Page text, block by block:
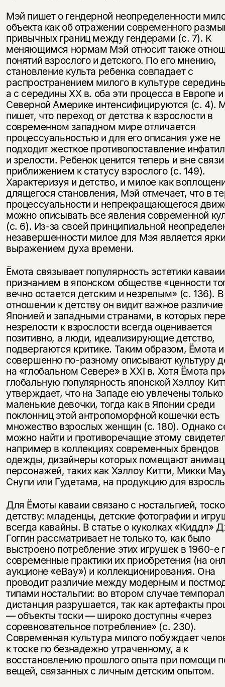
Мэй пишет о гендерной неопределенности
объекта как об отражении современного
привычных границ между гендерами (с. 7). К
меняющимся нормам Мэй относит также
понятий взрослого и детского. По его мнению,
становление культа ребенка совпадает с
распространением милого в культуре
а с середины XX в. оба эти процесса в Европе и
Северной Америке интенсифицируются (с. 4).
пишет, что переход от детства к взрослости в
современном западном мире отличается
процессуальностью и для его описания уже не
подходит жесткое противопоставление
и зрелости. Ребенок ценится теперь и вне связи
приближением к статусу взрослого (с. 149).
Характеризуя и детство, и милое как
длящегося становления, Мэй отмечает, что в
процессуальности и непрекращающегося
можно описывать все явления современной
(с. 6). Из-за своей принципиальной
незавершенности милое для Мэя является
выражением духа времени.
Ёмота связывает популярность эстетики
признанием в японском обществе «ценности
вечно остается детским и незрелым» (с. 136). В
отношении к детству он видит важное
Японией и западными странами, в которых
незрелости к взрослости всегда оценивается
позитивно, а люди, идеализирующие детство,
подвергаются критике. Таким образом, Ёмота
совершенно по-разному описывают культуру
на «глобальном Севере» в XXI в. Хотя Ёмота
глобальную популярность японской Хэллоу
утверждает, что на Западе ею увлечены только
маленькие девочки, тогда как в Японии среди
поклонниц этой антропоморфной кошечки есть
множество взрослых женщин (с. 180). Однако
можно найти и противоречащие этому
например в коллекциях современных брендов
одежды, дизайнеры которых помещают
персонажей, таких как Хэллоу Китти, Микки
Снупи или Гудетама, на продукцию для
Для Ёмоты каваии связано с ностальгией,
детству: младенцы, детские фотографии и
всегда кавайны. В статье о куколках «Киддл»
Гоггин рассматривает не только то, как было
выстроено потребление этих игрушек в 1960-е
современные практики их приобретения (на
аукционе «eBay») и коллекционирования. Она
проводит различие между модерным и
типами ностальгии: во втором случае
дистанция разрушается, так как артефакты
— объекты тоски — широко доступны «через
соревновательное потребление» (с. 230).
Современная культура милого побуждает
к тоске по безнадежно утраченному, а к
восстановлению прошлого опыта при помощи
вещей, связанных с личным детским опытом.